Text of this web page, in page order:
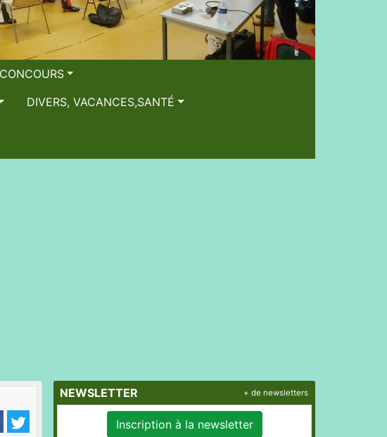
DIVERS, VACANCES,SANTÉ
NEWSLETTER
Inscription à la newsletter
+ de newsletters